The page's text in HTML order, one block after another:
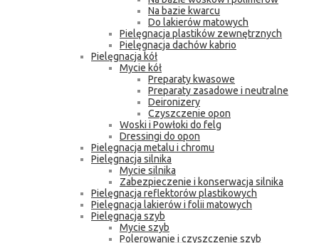
Na bazie kwarcu
Do lakierów matowych
Pielęgnacja plastików zewnętrznych
Pielęgnacja dachów kabrio
Pielęgnacja kół
Mycie kół
Preparaty kwasowe
Preparaty zasadowe i neutralne
Deironizery
Czyszczenie opon
Woski i Powłoki do felg
Dressingi do opon
Pielęgnacja metalu i chromu
Pielęgnacja silnika
Mycie silnika
Zabezpieczenie i konserwacja silnika
Pielęgnacja reflektorów plastikowych
Pielęgnacja lakierów i folii matowych
Pielęgnacja szyb
Mycie szyb
Polerowanie i czyszczenie szyb